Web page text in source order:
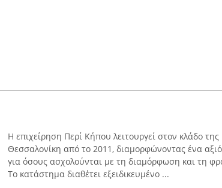
Η επιχείρηση Περί Κήπου λειτουργεί στον κλάδο
Θεσσαλονίκη από το 2011, διαμορφώνοντας ένα
για όσους ασχολούνται με τη διαμόρφωση και τη
Το κατάστημα διαθέτει εξειδικευμένο ...